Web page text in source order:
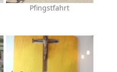
Pfingstfahrt